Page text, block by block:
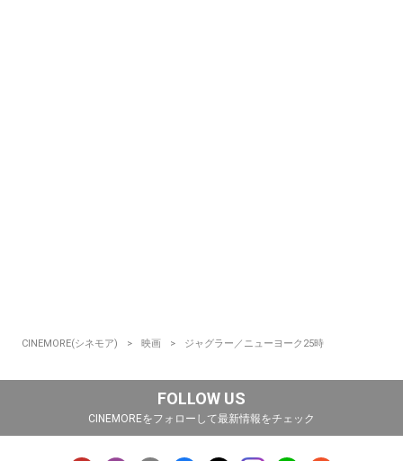
CINEMORE(シネモア) 映画 ジャグラー／ニューヨーク25時
FOLLOW US
CINEMOREをフォローして最新情報をチェック